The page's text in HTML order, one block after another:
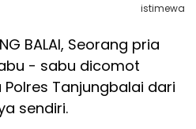
istimewa
BALAI, Seorang pria
- sabu dicomot
Tanjungbalai dari
sendiri.